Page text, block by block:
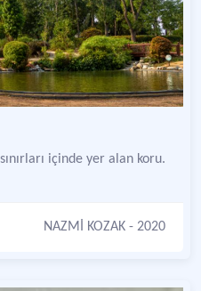
içinde yer alan koru.
NAZMİ KOZAK - 2020